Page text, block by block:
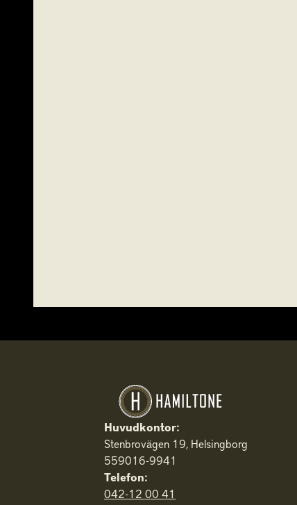
Huvudkontor:
Stenbrovägen 19, Helsingborg
559016-9941
Telefon:
042-12 00 41